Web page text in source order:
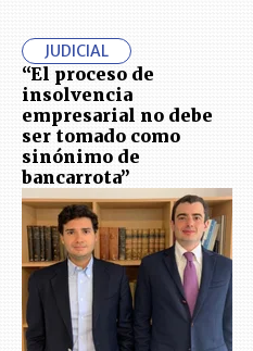
JUDICIAL
“El proceso de
insolvencia
empresarial no debe
ser tomado como
sinónimo de
bancarrota”